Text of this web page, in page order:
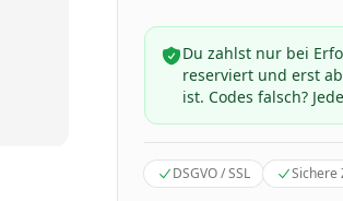
Du zahlst nur bei
reserviert und erst
ist. Codes falsch?
DSGVO / SSL Sichere